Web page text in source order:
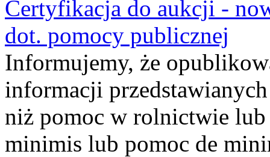
Certyfikacja do aukcji -
dot. pomocy publicznej
Informujemy, że
informacji
niż pomoc w rolnictwie lub
minimis lub pomoc de